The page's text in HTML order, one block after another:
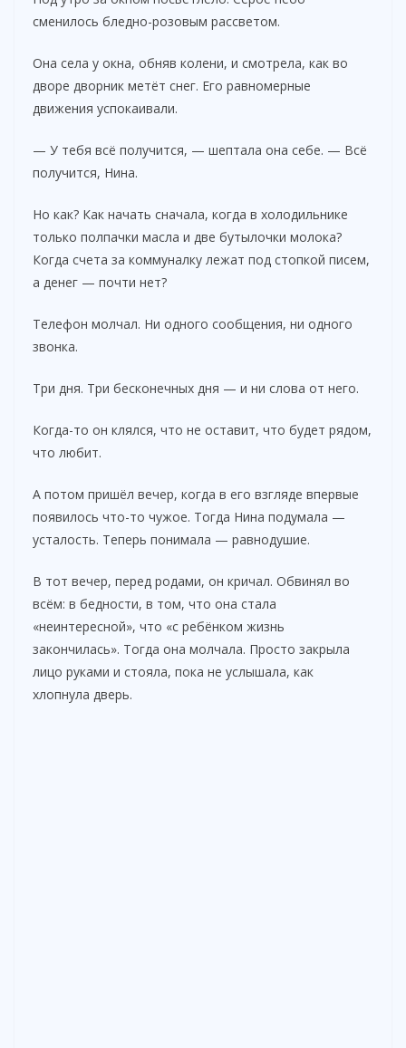
сменилось бледно-розовым рассветом.
Она села у окна, обняв колени, и смотрела, как во
дворе дворник метёт снег. Его равномерные
движения успокаивали.
— У тебя всё получится, — шептала она себе. — Всё
получится, Нина.
Но как? Как начать сначала, когда в холодильнике
только полпачки масла и две бутылочки молока?
Когда счета за коммуналку лежат под стопкой писем,
а денег — почти нет?
Телефон молчал. Ни одного сообщения, ни одного
звонка.
Три дня. Три бесконечных дня — и ни слова от него.
Когда-то он клялся, что не оставит, что будет рядом,
что любит.
А потом пришёл вечер, когда в его взгляде впервые
появилось что-то чужое. Тогда Нина подумала —
усталость. Теперь понимала — равнодушие.
В тот вечер, перед родами, он кричал. Обвинял во
всём: в бедности, в том, что она стала
«неинтересной», что «с ребёнком жизнь
закончилась». Тогда она молчала. Просто закрыла
лицо руками и стояла, пока не услышала, как
хлопнула дверь.